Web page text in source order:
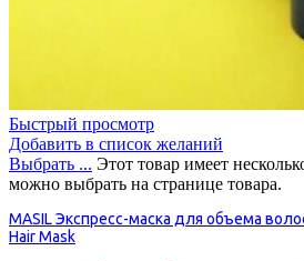
Быстрый просмотр
Добавить в список желаний
Выбрать ... Этот товар имеет
можно выбрать на странице товара.
MASIL Экспресс-маска для объема
Hair Mask